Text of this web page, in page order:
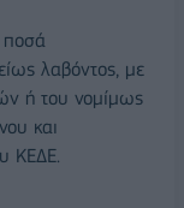
ποσά
λαβόντος, με
ή του νομίμως
και
ΚΕΔΕ.